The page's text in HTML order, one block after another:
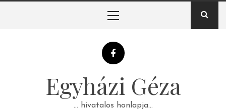
Egyházi Géza
… hivatalos honlapja…